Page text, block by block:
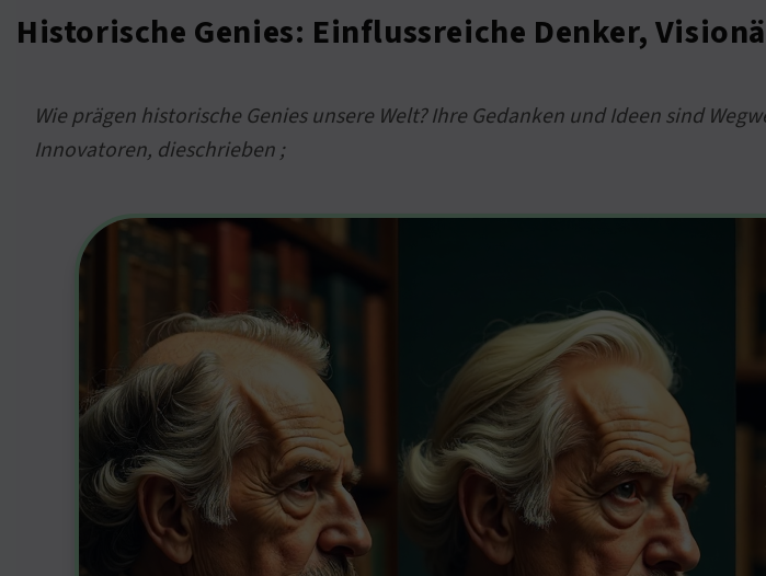
Historische Genies: Einflussreiche Denker,
Wie prägen historische Genies unsere Welt? Ihre Gedanken und Ideen sind
Innovatoren, dieschrieben ;